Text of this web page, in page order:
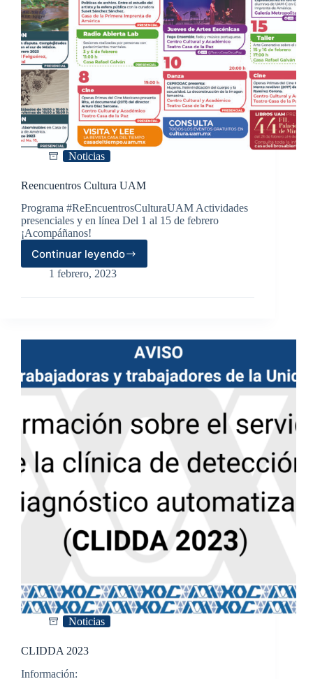
Noticias
Reencuentros Cultura UAM
Programa #ReEncuentrosCulturaUAM Actividades
presenciales y en línea Del 1 al 15 de febrero
¡Acompáñanos!
Continuar leyendo
Reencuentros
Cultura
1 febrero, 2023
Noticias
CLIDDA 2023
Información: